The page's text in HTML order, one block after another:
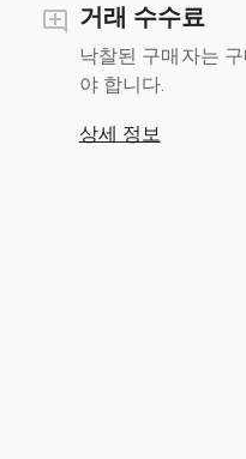
거래 수수료
낙찰된 구매자는
야 합니다.
상세 정보